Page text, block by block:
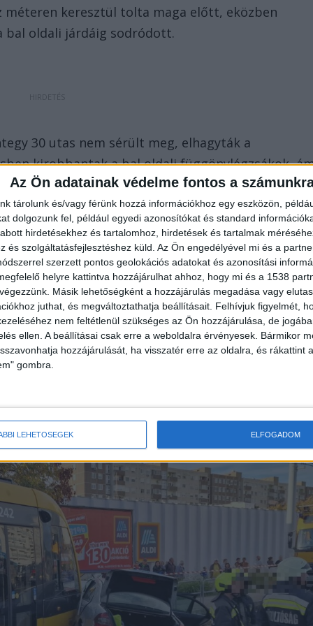
Az Ön adatainak védelme fontos a
tárolunk és/vagy férünk hozzá információkhoz egy eszközön,
dolgozunk fel, például egyedi azonosítókat és standard
hirdetésekhez és tartalomhoz, hirdetések és tartalmak
és szolgáltatásfejlesztéshez küld. Az Ön engedélyével mi és a
szerzett pontos geolokációs adatokat és azonosítási
helyre kattintva hozzájárulhat ahhoz, hogy mi és a 1538
Másik lehetőségként a hozzájárulás megadása vagy
juthat, és megváltoztathatja beállításait. Felhívjuk figyelmét,
nem feltétlenül szükséges az Ön hozzájárulása, de
ellen. A beállításai csak erre a weboldalra érvényesek. Bármikor
hozzájárulását, ha visszatér erre az oldalra, és rákattint
gombra.
LEHETŐSÉGEK ELFOGADOM
keresztül tolta maga előtt, eközben
bal oldali járdáig sodródott.
30 utas nem sérült meg, elhagyták a
kirobbantak a bal oldali függönylégzsákok,
húzták ki a roncsból, neki a bal oldala fájt,
bal karját is elvágta, csak segítséggel tudott
Rajta kívül más nem utazott az autóban.
es, a emiatt a 41-es, a 47-es és az 56-os villamos
között pótlóbusz közlekedik, valamint a
közlekedik, nem érinti a Nyéki Imre Uszoda, a
Bornemissza tér, a Puskás Tivadar utca és a
körtér M felé.